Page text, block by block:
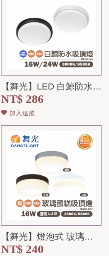
【舞光】LED 白鯨防水吸頂燈 16W/24W 全電壓 IP66 防水防塵
NT$ 286
加入追蹤
【舞光】燈泡式 玻璃蛋糕吸頂燈 樓梯間 玄關 陽台 適用 燈泡另計
NT$ 240